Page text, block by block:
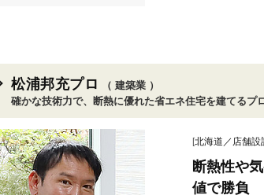
松浦邦充プロ
（ 建築業 ）
確かな技術力で、断熱に優れた省エネ住宅を建てるプ
[北海道／店舗設
断熱性や
値で勝負